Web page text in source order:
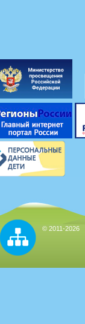
© 2011-2026